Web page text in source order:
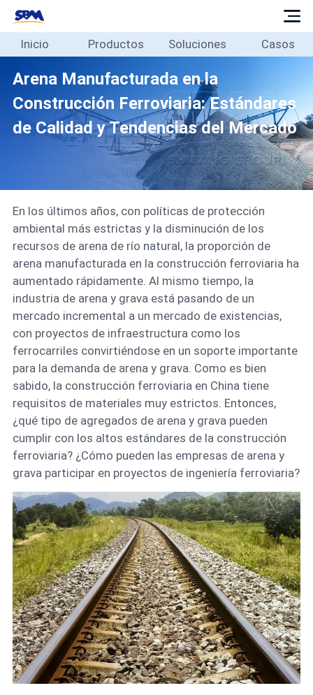
Inicio
Productos
Soluciones
Casos
Contacto
Español
Inicio Productos Soluciones Casos
Arena Manufacturada en la
Construcción Ferroviaria: Estándares
de Calidad y Tendencias del Mercado
En los últimos años, con políticas de protección
ambiental más estrictas y la disminución de los
recursos de arena de río natural, la proporción de
arena manufacturada en la construcción ferroviaria ha
aumentado rápidamente. Al mismo tiempo, la
industria de arena y grava está pasando de un
mercado incremental a un mercado de existencias,
con proyectos de infraestructura como los
ferrocarriles convirtiéndose en un soporte importante
para la demanda de arena y grava. Como es bien
sabido, la construcción ferroviaria en China tiene
requisitos de materiales muy estrictos. Entonces,
¿qué tipo de agregados de arena y grava pueden
cumplir con los altos estándares de la construcción
ferroviaria? ¿Cómo pueden las empresas de arena y
grava participar en proyectos de ingeniería ferroviaria?